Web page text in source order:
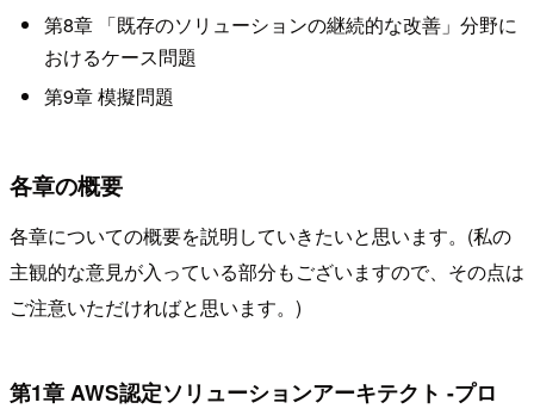
第8章 「既存のソリューションの継続的な改善」分野に
おけるケース問題
第9章 模擬問題
各章の概要
各章についての概要を説明していきたいと思います。(私の
主観的な意見が入っている部分もございますので、その点は
ご注意いただければと思います。)
第1章 AWS認定ソリューションアーキテクト -プロ